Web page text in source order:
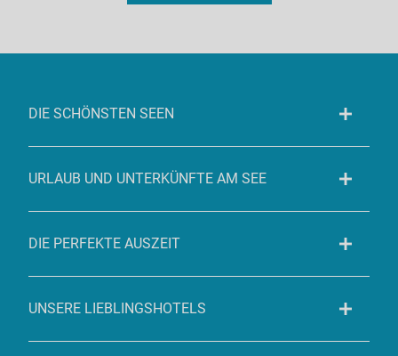
DIE SCHÖNSTEN SEEN
URLAUB UND UNTERKÜNFTE AM SEE
DIE PERFEKTE AUSZEIT
UNSERE LIEBLINGSHOTELS